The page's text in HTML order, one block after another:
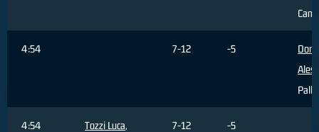
4:54 7-12 -5
4:54 Tozzi Luca,
7-12 -5